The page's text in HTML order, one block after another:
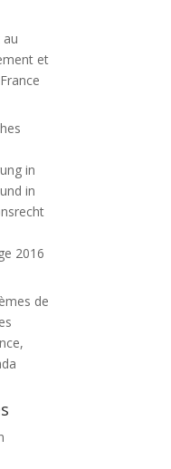
au
et
in
in
2016
de